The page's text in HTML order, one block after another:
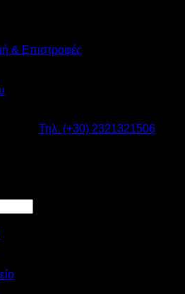
& Επιστροφές
Τηλ. (+30) 2321321506